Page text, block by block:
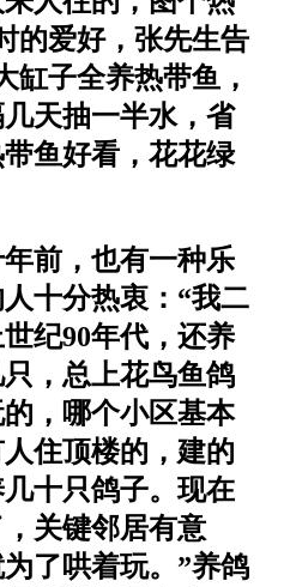
的爱好，张先生告
缸子全养热带鱼，
天抽一半水，省
鱼好看，花花绿
前，也有一种乐
十分热衷：“我二
纪90年代，还养
，总上花鸟鱼鸽
，哪个小区基本
住顶楼的，建的
十只鸽子。现在
关键邻居有意
了哄着玩。”养鸽